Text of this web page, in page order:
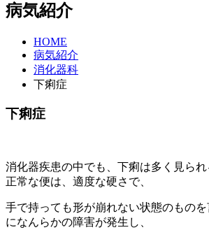
病気紹介
HOME
病気紹介
消化器科
下痢症
下痢症
消化器疾患の中でも、下痢は多く見られ
正常な便は、適度な硬さで、
手で持っても形が崩れない状態のもの
になんらかの障害が発生し、